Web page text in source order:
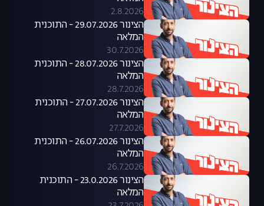
2.8.2026
הצינור 29.07.2026 - התוכנית
המלאה
30.7.2026
הצינור 28.07.2026 - התוכנית
המלאה
28.7.2026
הצינור 27.07.2026 - התוכנית
המלאה
27.7.2026
הצינור 26.07.2026 - התוכנית
המלאה
26.7.2026
הצינור 23.0.2026 - התוכנית
המלאה